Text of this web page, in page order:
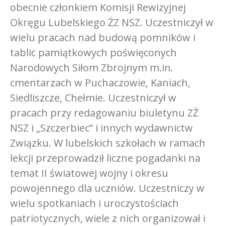
obecnie członkiem Komisji Rewizyjnej
Okręgu Lubelskiego ŻZ NSZ. Uczestniczył w
wielu pracach nad budową pomników i
tablic pamiątkowych poświęconych
Narodowych Siłom Zbrojnym m.in.
cmentarzach w Puchaczowie, Kaniach,
Siedliszcze, Chełmie. Uczestniczył w
pracach przy redagowaniu biuletynu ZŻ
NSZ i „Szczerbiec” i innych wydawnictw
Związku. W lubelskich szkołach w ramach
lekcji przeprowadził liczne pogadanki na
temat II światowej wojny i okresu
powojennego dla uczniów. Uczestniczy w
wielu spotkaniach i uroczystościach
patriotycznych, wiele z nich organizował i